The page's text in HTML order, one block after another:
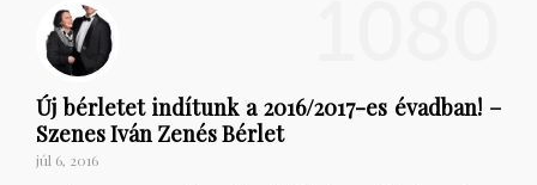
Új bérletet indítunk a 2016/2017-es évadban! –
Szenes Iván Zenés Bérlet
júl 6, 2016